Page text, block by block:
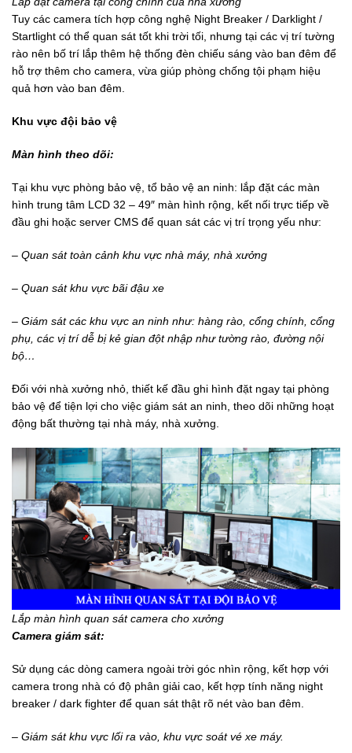
Tuy các camera tích hợp công nghệ Night Breaker / Darklight /
Startlight có thể quan sát tốt khi trời tối, nhưng tại các vị trí tường
rào nên bố trí lắp thêm hệ thống đèn chiếu sáng vào ban đêm để
hỗ trợ thêm cho camera, vừa giúp phòng chống tội phạm hiệu
quả hơn vào ban đêm.
Khu vực đội bảo vệ
Màn hình theo dõi:
Tại khu vực phòng bảo vệ, tổ bảo vệ an ninh: lắp đặt các màn
hình trung tâm LCD 32 – 49″ màn hình rộng, kết nối trực tiếp về
đầu ghi hoặc server CMS để quan sát các vị trí trọng yếu như:
– Quan sát toàn cảnh khu vực nhà máy, nhà xưởng
– Quan sát khu vực bãi đậu xe
– Giám sát các khu vực an ninh như: hàng rào, cổng chính, cổng
phụ, các vị trí dễ bị kẻ gian đột nhập như tường rào, đường nội
bộ…
Đối với nhà xưởng nhỏ, thiết kế đầu ghi hình đặt ngay tại phòng
bảo vệ để tiện lợi cho việc giám sát an ninh, theo dõi những hoạt
động bất thường tại nhà máy, nhà xưởng.
Lắp màn hình quan sát camera cho xưởng
Camera giám sát:
Sử dụng các dòng camera ngoài trời góc nhìn rộng, kết hợp với
camera trong nhà có độ phân giải cao, kết hợp tính năng night
breaker / dark fighter để quan sát thật rõ nét vào ban đêm.
– Giám sát khu vực lối ra vào, khu vực soát vé xe máy.